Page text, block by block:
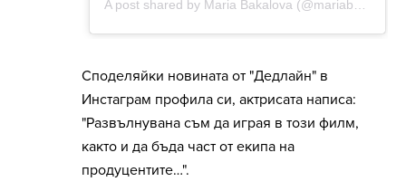
Споделяйки новината от "Дедлайн" в
Инстаграм профила си, актрисата написа:
"Развълнувана съм да играя в този филм,
както и да бъда част от екипа на
продуцентите…".